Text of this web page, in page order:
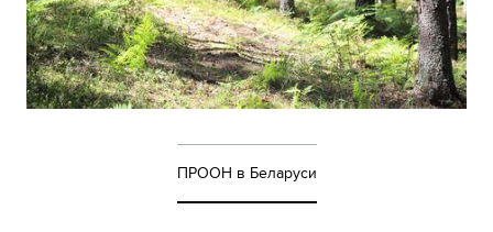
ПРООН в Беларуси